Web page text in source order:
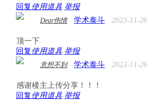
回复使用道具 举报
Dear伤情 学术泰斗 2023-11-26
顶一下
回复使用道具 举报
意想不到 学术泰斗 2023-11-26
感谢楼主上传分享！！！
回复使用道具 举报